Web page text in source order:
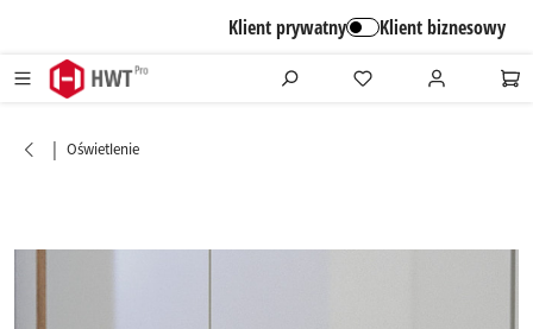
Klient prywatny Klient biznesowy
| Oświetlenie